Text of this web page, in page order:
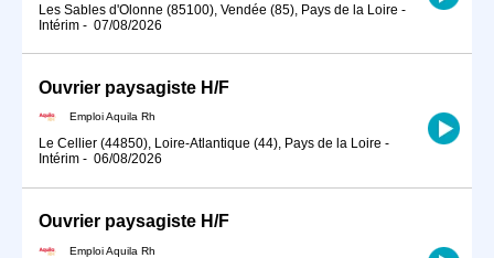
Les Sables d'Olonne (85100), Vendée (85), Pays de la Loire -
Intérim - 07/08/2026
Ouvrier paysagiste H/F
Emploi Aquila Rh
Le Cellier (44850), Loire-Atlantique (44), Pays de la Loire -
Intérim - 06/08/2026
Ouvrier paysagiste H/F
Emploi Aquila Rh